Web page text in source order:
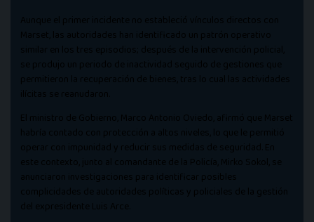
Aunque el primer incidente no estableció vínculos directos con
Marset, las autoridades han identificado un patrón operativo
similar en los tres episodios; después de la intervención policial,
se produjo un periodo de inactividad seguido de gestiones que
permitieron la recuperación de bienes, tras lo cual las actividades
ilícitas se reanudaron.
El ministro de Gobierno, Marco Antonio Oviedo, afirmó que Marset
habría contado con protección a altos niveles, lo que le permitió
operar con impunidad y reducir sus medidas de seguridad. En
este contexto, junto al comandante de la Policía, Mirko Sokol, se
anunciaron investigaciones para identificar posibles
complicidades de autoridades políticas y policiales de la gestión
del expresidente Luis Arce.